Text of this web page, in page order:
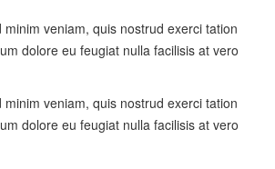
veniam, quis nostrud exerci tation
dolore eu feugiat nulla facilisis at vero
veniam, quis nostrud exerci tation
dolore eu feugiat nulla facilisis at vero